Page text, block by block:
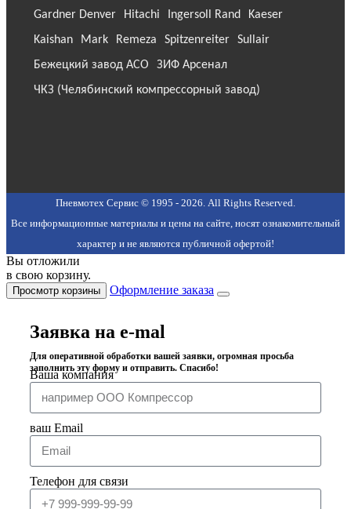
Gardner Denver Hitachi Ingersoll Rand
Kaeser
Kaishan
Mark Remeza Spitzenreiter
Sullair
Бежецкий завод АСО
ЗИФ Арсенал
ЧКЗ (Челябинский компрессорный завод)
Пневмотех Сервис © 1995 - 2026. All Rights Reserved.
Все информационные материалы и цены на сайте, носят ознакомительный
характер и не являются публичной офертой!
Вы отложили
в свою корзину.
Просмотр корзины Оформление заказа
Заявка на e-mal
Для оперативной обработки вашей заявки, огромная просьба
заполнить эту форму и отправить. Спасибо!
Ваша компания
ваш Email
Телефон для связи